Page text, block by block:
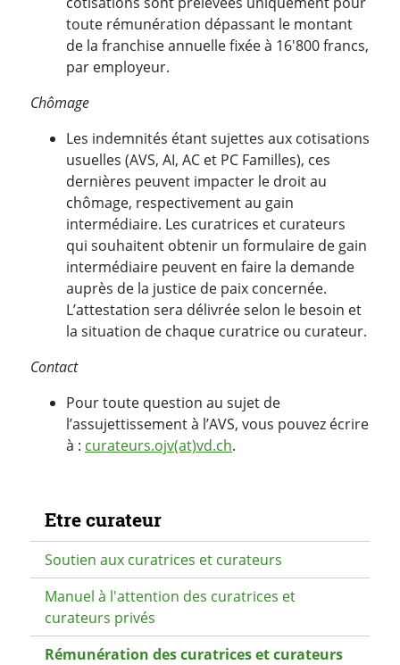
toute rémunération dépassant le montant
de la franchise annuelle fixée à 16'800 francs,
par employeur.
Chômage
Les indemnités étant sujettes aux cotisations
usuelles (AVS, AI, AC et PC Familles), ces
dernières peuvent impacter le droit au
chômage, respectivement au gain
intermédiaire. Les curatrices et curateurs
qui souhaitent obtenir un formulaire de gain
intermédiaire peuvent en faire la demande
auprès de la justice de paix concernée.
L’attestation sera délivrée selon le besoin et
la situation de chaque curatrice ou curateur.
Contact
Pour toute question au sujet de
l’assujettissement à l’AVS, vous pouvez écrire
à : curateurs.ojv(at)vd.ch.
Navigation secondaire
Etre curateur
Soutien aux curatrices et curateurs
Manuel à l'attention des curatrices et
curateurs privés
Rémunération des curatrices et curateurs